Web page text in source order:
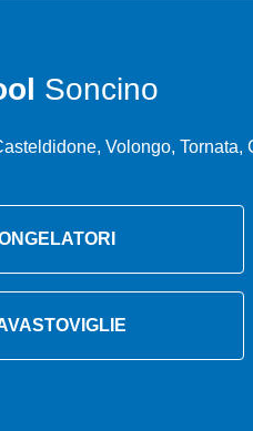
Soncino
Volongo, Tornata,